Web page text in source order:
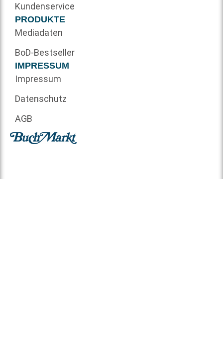
Kundenservice
PRODUKTE
Mediadaten
BoD-Bestseller
IMPRESSUM
Impressum
Datenschutz
AGB